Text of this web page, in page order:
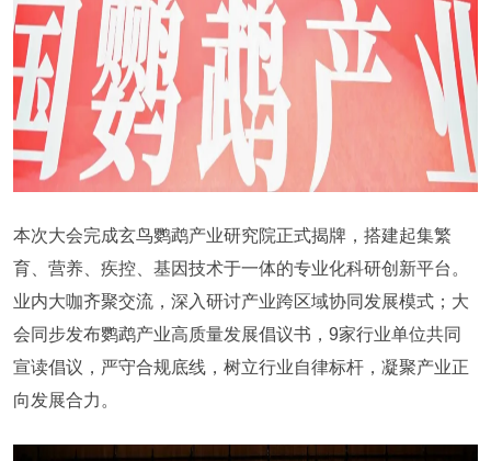
本次大会完成玄鸟鹦鹉产业研究院正式揭牌，搭建起集繁
育、营养、疾控、基因技术于一体的专业化科研创新平台。
业内大咖齐聚交流，深入研讨产业跨区域协同发展模式；大
会同步发布鹦鹉产业高质量发展倡议书，9家行业单位共同
宣读倡议，严守合规底线，树立行业自律标杆，凝聚产业正
向发展合力。